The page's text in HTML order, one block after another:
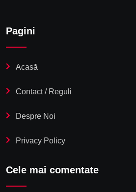
Pagini
Acasă
Contact / Reguli
Despre Noi
Privacy Policy
Cele mai comentate